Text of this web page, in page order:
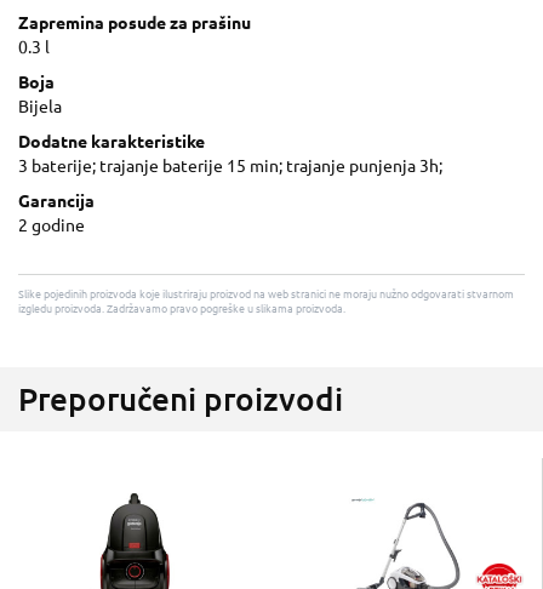
Zapremina posude za prašinu
0.3 l
Boja
Bijela
Dodatne karakteristike
3 baterije; trajanje baterije 15 min; trajanje punjenja 3h;
Garancija
2 godine
Slike pojedinih proizvoda koje ilustriraju proizvod na web stranici ne moraju nužno odgovarati stvarnom
izgledu proizvoda. Zadržavamo pravo pogreške u slikama proizvoda.
Preporučeni proizvodi